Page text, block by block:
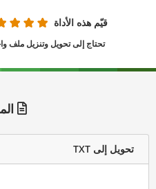
قيّم هذه الأداة
تحتاج إلى تحويل وتنزيل ملف
تحويل إلى TXT